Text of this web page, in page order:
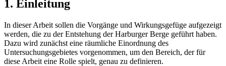
1. Einleitung
In dieser Arbeit sollen die Vorgänge und Wirkungsgefüge aufgezeigt
werden, die zu der Entstehung der Harburger Berge geführt haben.
Dazu wird zunächst eine räumliche Einordnung des
Untersuchungsgebietes vorgenommen, um den Bereich, der für
diese Arbeit eine Rolle spielt, genau zu definieren.